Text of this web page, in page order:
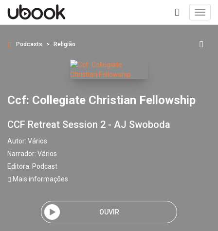
+
Podcasts Religião
Ccf: Collegiate Christian Fellowship
CCF Retreat Session 2 - AJ Swoboda
Autor: Vários
Narrador: Vários
Editora: Podcast
Mais informações
OUVIR